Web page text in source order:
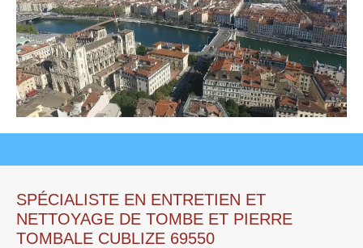
SPÉCIALISTE EN ENTRETIEN ET
NETTOYAGE DE TOMBE ET PIERRE
TOMBALE CUBLIZE 69550